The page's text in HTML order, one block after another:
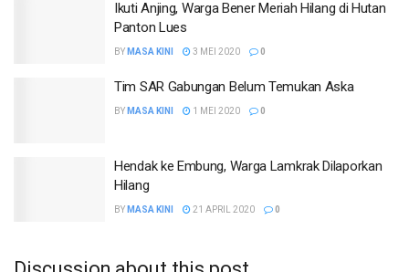
Ikuti Anjing, Warga Bener Meriah Hilang di Hutan
Panton Lues
BY MASA KINI 3 MEI 2020 0
Tim SAR Gabungan Belum Temukan Aska
BY MASA KINI 1 MEI 2020 0
Hendak ke Embung, Warga Lamkrak Dilaporkan
Hilang
BY MASA KINI 21 APRIL 2020 0